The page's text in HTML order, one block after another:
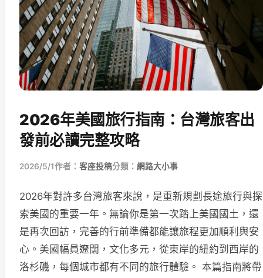
2026年美國旅行指南：台灣旅客出
發前必讀完整攻略
2026/5/1作者： 客座投稿分類： 網路大小事
2026年對許多台灣旅客來說，是重新規劃長途旅行與探
索美國的重要一年。無論你是第一次踏上美國國土，還
是再次回訪，完善的行前準備都能讓旅程更加順利與安
心。美國幅員遼闊，文化多元，從東岸的紐約到西岸的
洛杉磯，每個城市都有不同的旅行體驗。 本篇指南將帶